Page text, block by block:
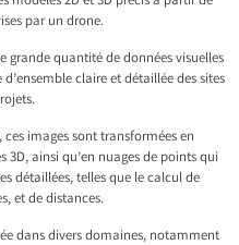
par un drone.
grande quantité de données visuelles
claire et détaillée des sites
images sont transformées en
ainsi qu’en nuages de points qui
détaillées, telles que le calcul de
et de distances.
dans divers domaines, notamment